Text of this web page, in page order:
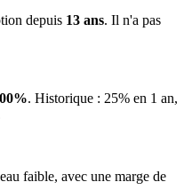
depuis 13 ans. Il n'a pas
. Historique : 25% en 1 an,
faible, avec une marge de